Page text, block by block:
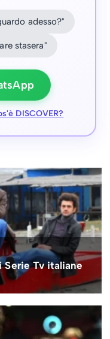
adesso?"
stasera"
DISCOVER?